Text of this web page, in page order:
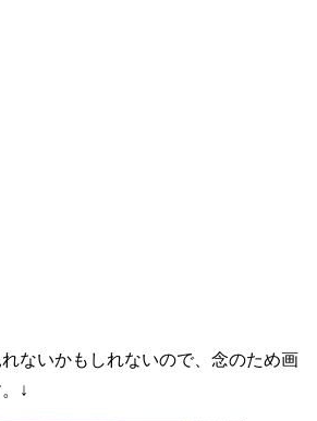
ないかもしれないので、念のため画
↓